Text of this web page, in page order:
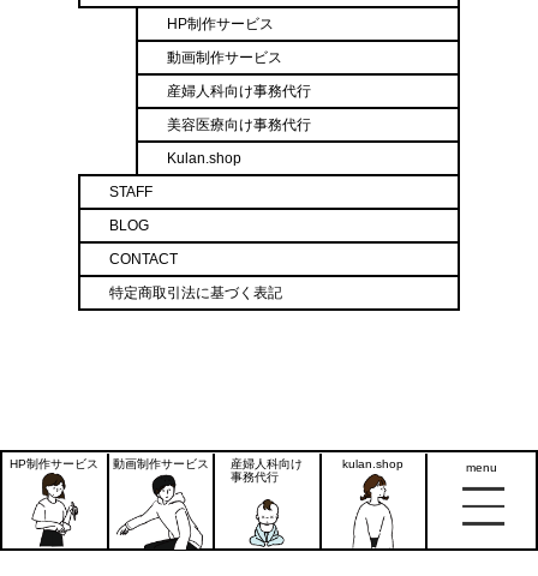
HP制作サービス 動画制作サービス
産婦人科向け
事務代行
kulan.shop menu
HP制作サービス
動画制作サービス
産婦人科向け事務代行
美容医療向け事務代行
Kulan.shop
STAFF
BLOG
CONTACT
特定商取引法に基づく表記
2026 © kulan inc.